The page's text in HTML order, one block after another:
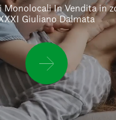
In Vendita in
Giuliano Dalmata